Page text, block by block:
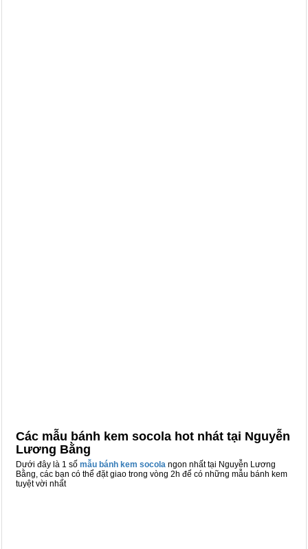
Các mẫu bánh kem socola hot nhát tại Nguyễn
Lương Bằng
Dưới đây là 1 số mẫu bánh kem socola ngon nhất tại Nguyễn Lương
Bằng, các bạn có thể đặt giao trong vòng 2h để có những mẫu bánh kem
tuyệt vời nhất